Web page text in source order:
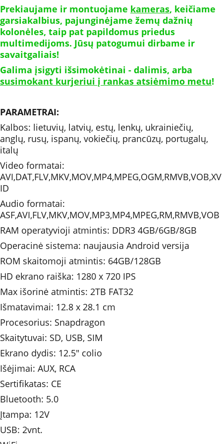
Prekiaujame ir montuojame kameras, keičiame
garsiakalbius, pajunginėjame žemų dažnių
kolonėles, taip pat papildomus priedus
multimedijoms. Jūsų patogumui dirbame ir
savaitgaliais!
Galima įsigyti išsimokėtinai - dalimis, arba
susimokant kurjeriui į rankas atsiėmimo metu!
PARAMETRAI:
Kalbos: lietuvių, latvių, estų, lenkų, ukrainiečių,
anglų, rusų, ispanų, vokiečių, prancūzų, portugalų,
italų
Video formatai:
AVI,DAT,FLV,MKV,MOV,MP4,MPEG,OGM,RMVB,VOB,XV
ID
Audio formatai:
ASF,AVI,FLV,MKV,MOV,MP3,MP4,MPEG,RM,RMVB,VOB
RAM operatyvioji atmintis: DDR3 4GB/6GB/8GB
Operacinė sistema: naujausia Android versija
ROM skaitomoji atmintis: 64GB/128GB
HD ekrano raiška: 1280 x 720 IPS
Max išorinė atmintis: 2TB FAT32
Išmatavimai: 12.8 x 28.1 cm
Procesorius: Snapdragon
Skaitytuvai: SD, USB, SIM
Ekrano dydis: 12.5" colio
Išėjimai: AUX, RCA
Sertifikatas: CE
Bluetooth: 5.0
Įtampa: 12V
USB: 2vnt.